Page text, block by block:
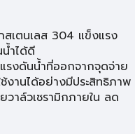
เตนเลส 304 แข็งแรง
ำได้ดี
รงดันน้ำที่ออกจากจุดจ่าย
ช้งานได้อย่างมีประสิทธิภาพ
าล์วเซรามิกภายใน ลด